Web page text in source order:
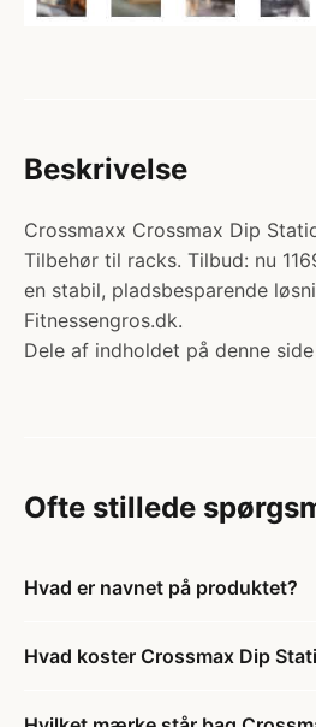
Beskrivelse
Crossmaxx Crossmax Dip
Tilbehør til racks. Tilbud: nu
en stabil, pladsbesparende
Fitnessengros.dk.
Dele af indholdet på denne
Ofte stillede
Hvad er navnet på produktet?
Hvad koster Crossmax Dip